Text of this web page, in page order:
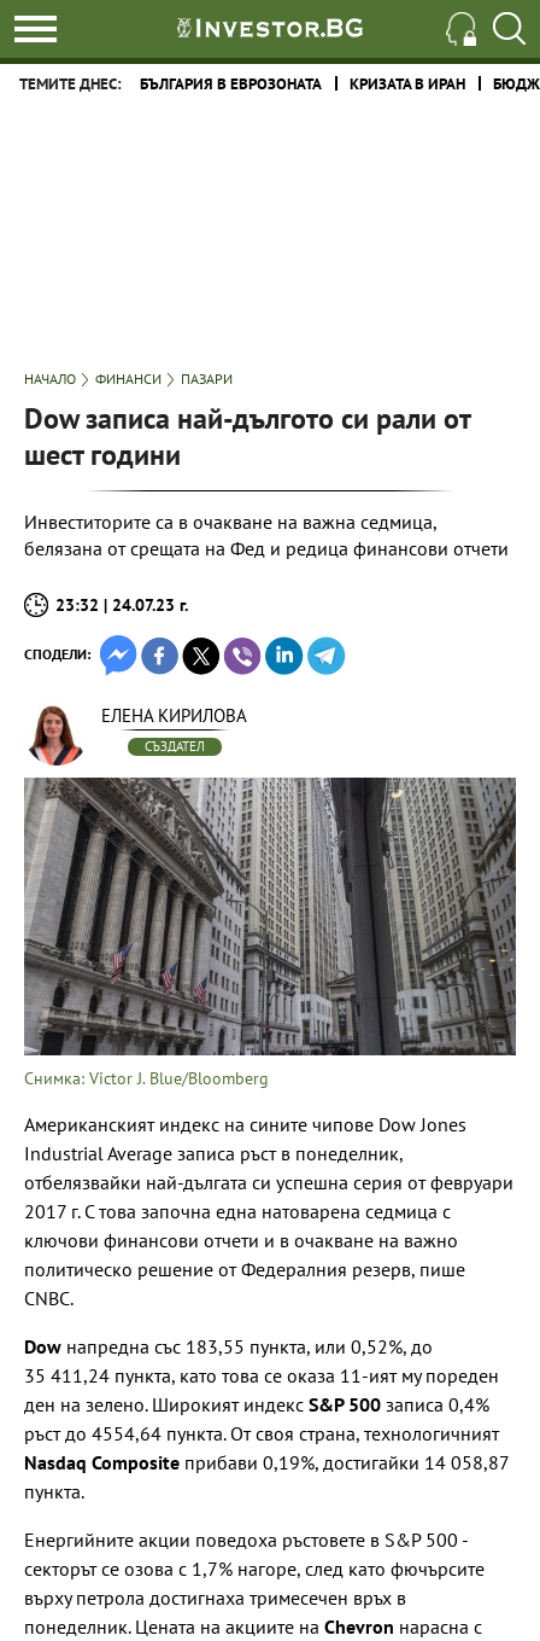
ТЕМИТЕ ДНЕС: БЪЛГАРИЯ В ЕВРОЗОНАТА КРИЗАТА В ИРАН
НАЧАЛО ФИНАНСИ ПАЗАРИ
Dow записа най-дългото си рали от
шест години
Инвеститорите са в очакване на важна седмица,
белязана от срещата на Фед и редица финансови отчети
23:32 | 24.07.23 г.
СПОДЕЛИ:
ЕЛЕНА КИРИЛОВА
СЪЗДАТЕЛ
Снимка: Victor J. Blue/Bloomberg
Американският индекс на сините чипове Dow Jones
Industrial Average записа ръст в понеделник,
отбелязвайки най-дългата си успешна серия от февруари
2017 г. С това започна една натоварена седмица с
ключови финансови отчети и в очакване на важно
политическо решение от Федералния резерв, пише
CNBC.
Dow напредна със 183,55 пункта, или 0,52%, до
35 411,24 пункта, като това се оказа 11-ият му пореден
ден на зелено. Широкият индекс S&P 500 записа 0,4%
ръст до 4554,64 пункта. От своя страна, технологичният
Nasdaq Composite прибави 0,19%, достигайки 14 058,87
пункта.
Енергийните акции поведоха ръстовете в S&P 500 -
секторът се озова с 1,7% нагоре, след като фючърсите
върху петрола достигнаха тримесечен връх в
понеделник. Цената на акциите на Chevron нарасна с